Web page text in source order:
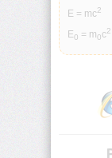
<bdo>
<blockquote>
E = mc2
E0 = m0c2